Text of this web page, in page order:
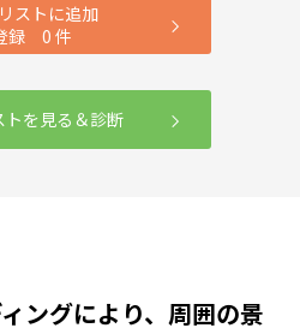
ストに追加
録 0 件
トを見る＆診断
ングにより、周囲の景